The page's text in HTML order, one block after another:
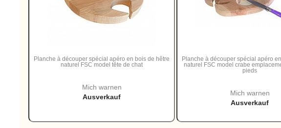
Planche à découper spécial apéro en bois de hêtre
naturel FSC model tête de chat
Mich warnen
Ausverkauf
Planche à découper spécial apéro
naturel FSC model crabe
pieds
Mich warnen
Ausverkauf